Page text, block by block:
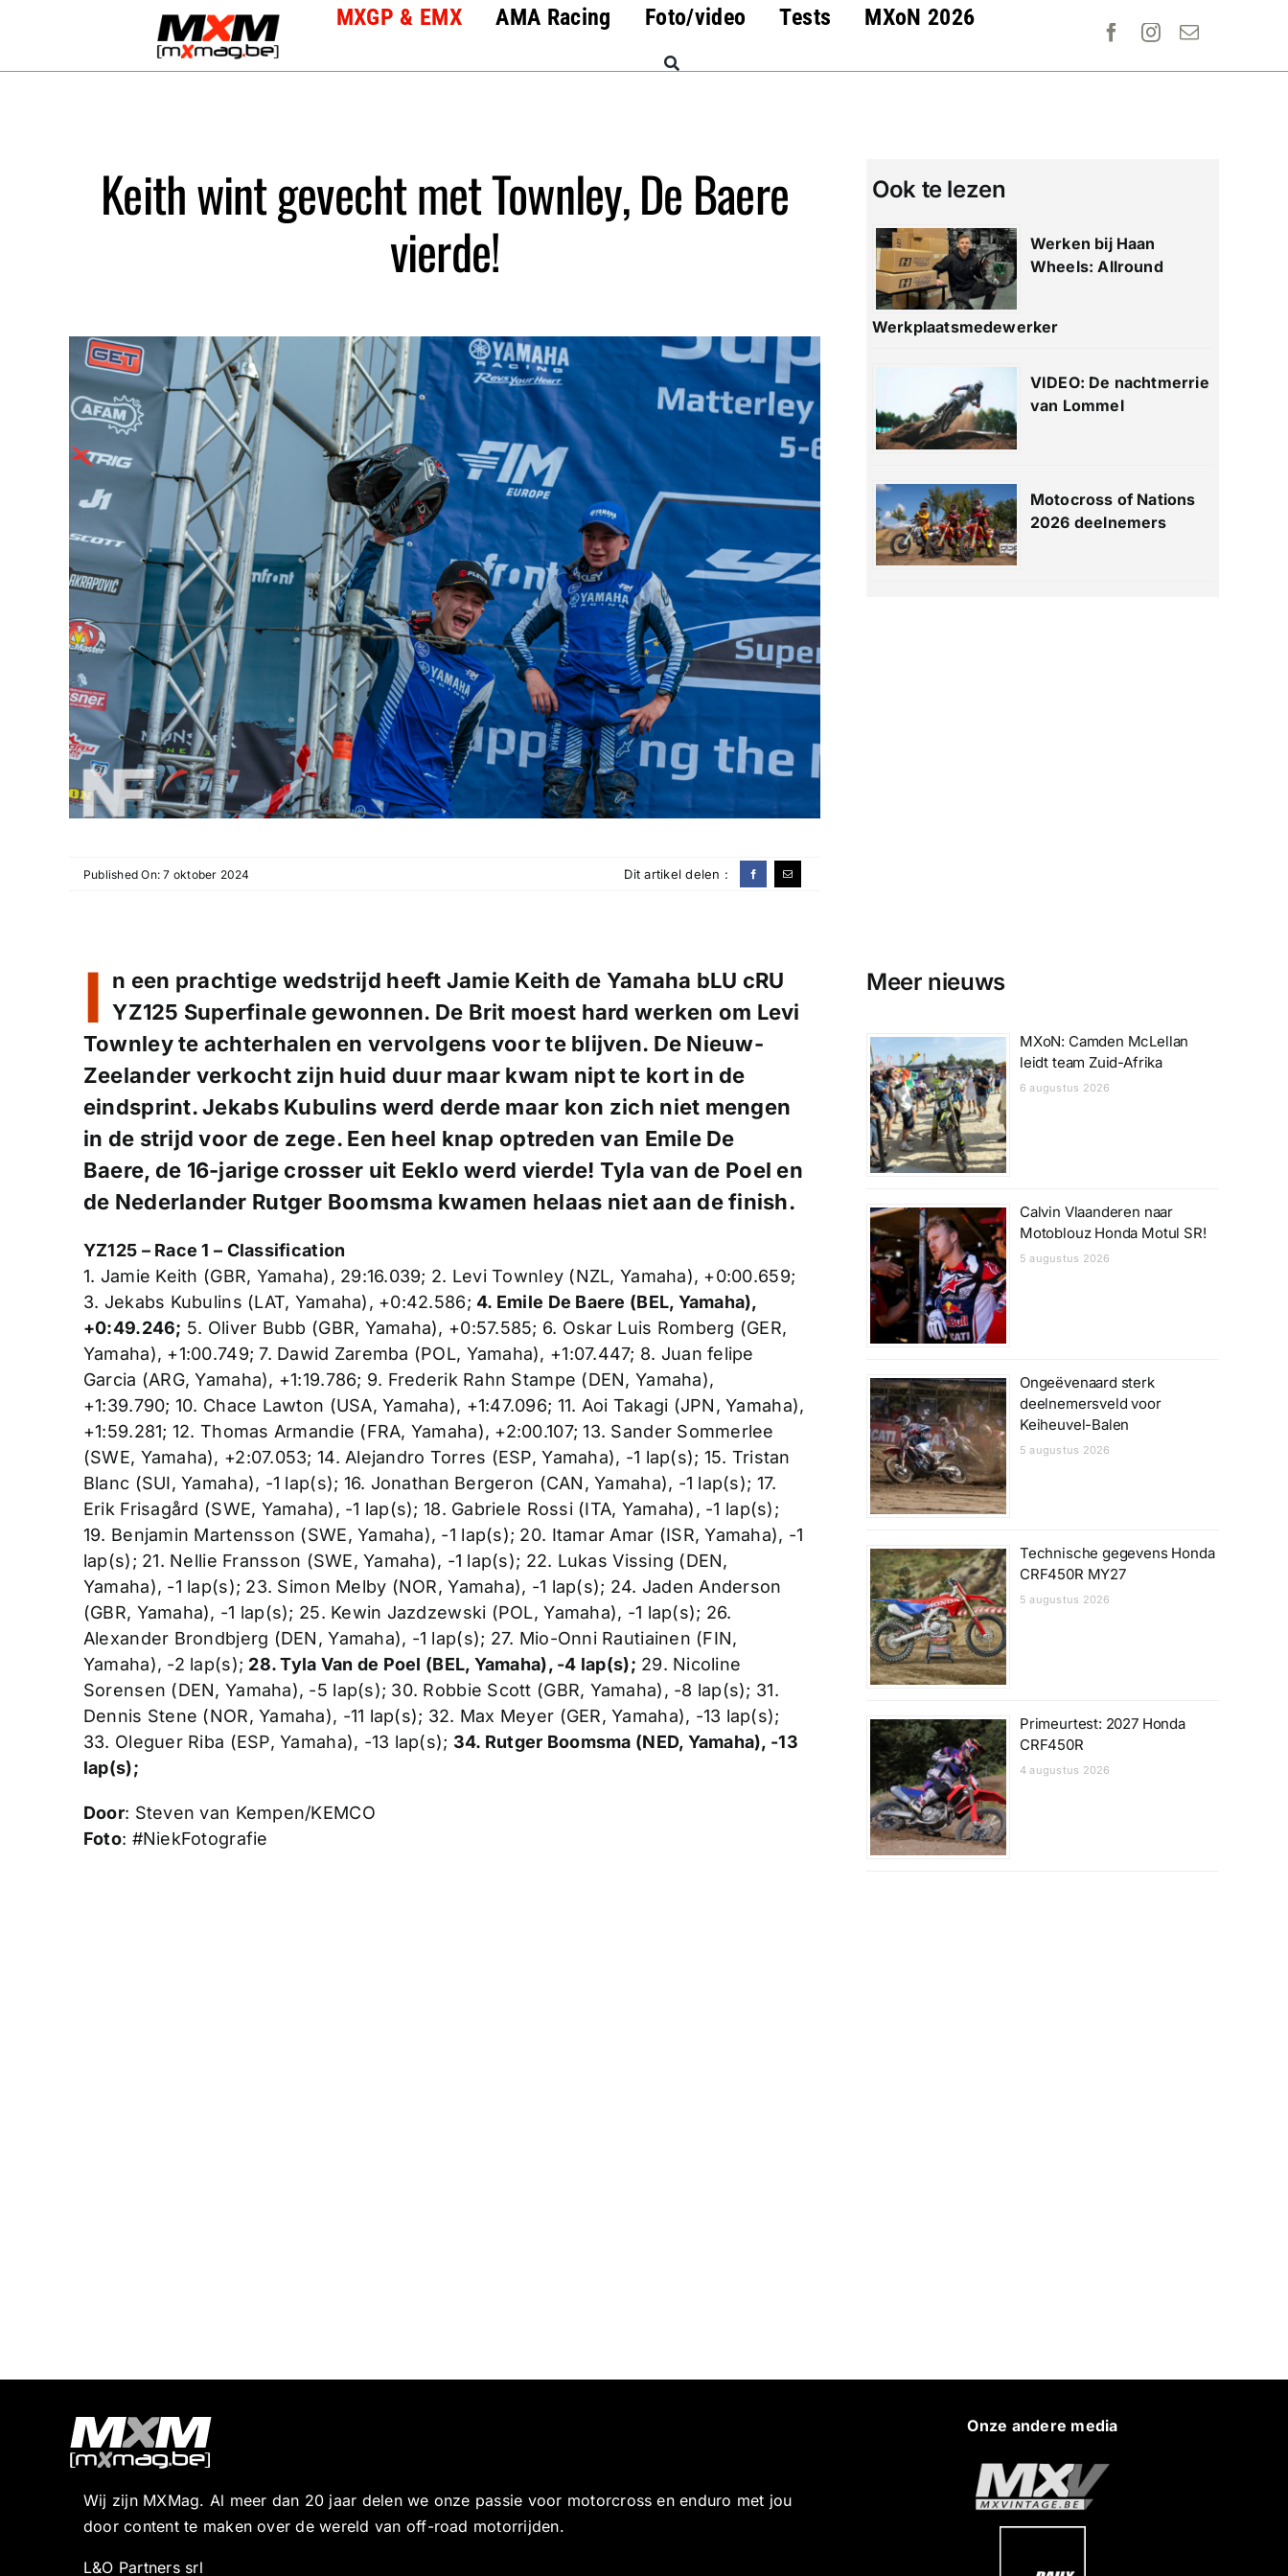
MXGP & EMX AMA Racing Foto/video Tests MXoN 2026
Keith wint gevecht met Townley, De Baere
vierde!
Ook te lezen
Werken bij Haan
Wheels: Allround
Werkplaatsmedewerker
VIDEO: De nachtmerrie
van Lommel
Motocross of Nations
2026 deelnemers
Published On: 7 oktober 2024 Dit artikel delen :
I n een prachtige wedstrijd heeft Jamie Keith de Yamaha bLU cRU
YZ125 Superfinale gewonnen. De Brit moest hard werken om Levi
Townley te achterhalen en vervolgens voor te blijven. De Nieuw-
Zeelander verkocht zijn huid duur maar kwam nipt te kort in de
eindsprint. Jekabs Kubulins werd derde maar kon zich niet mengen
in de strijd voor de zege. Een heel knap optreden van Emile De
Baere, de 16-jarige crosser uit Eeklo werd vierde! Tyla van de Poel en
de Nederlander Rutger Boomsma kwamen helaas niet aan de finish.
YZ125 – Race 1 – Classification
1. Jamie Keith (GBR, Yamaha), 29:16.039; 2. Levi Townley (NZL, Yamaha), +0:00.659;
3. Jekabs Kubulins (LAT, Yamaha), +0:42.586;4. Emile De Baere (BEL, Yamaha),
+0:49.246; 5. Oliver Bubb (GBR, Yamaha), +0:57.585; 6. Oskar Luis Romberg (GER,
Yamaha), +1:00.749; 7. Dawid Zaremba (POL, Yamaha), +1:07.447; 8. Juan felipe
Garcia (ARG, Yamaha), +1:19.786; 9. Frederik Rahn Stampe (DEN, Yamaha),
+1:39.790; 10. Chace Lawton (USA, Yamaha), +1:47.096; 11. Aoi Takagi (JPN, Yamaha),
+1:59.281; 12. Thomas Armandie (FRA, Yamaha), +2:00.107; 13. Sander Sommerlee
(SWE, Yamaha), +2:07.053; 14. Alejandro Torres (ESP, Yamaha), -1 lap(s); 15. Tristan
Blanc (SUI, Yamaha), -1 lap(s); 16. Jonathan Bergeron (CAN, Yamaha), -1 lap(s); 17.
Erik Frisagård (SWE, Yamaha), -1 lap(s); 18. Gabriele Rossi (ITA, Yamaha), -1 lap(s);
19. Benjamin Martensson (SWE, Yamaha), -1 lap(s); 20. Itamar Amar (ISR, Yamaha), -1
lap(s); 21. Nellie Fransson (SWE, Yamaha), -1 lap(s); 22. Lukas Vissing (DEN,
Yamaha), -1 lap(s); 23. Simon Melby (NOR, Yamaha), -1 lap(s); 24. Jaden Anderson
(GBR, Yamaha), -1 lap(s); 25. Kewin Jazdzewski (POL, Yamaha), -1 lap(s); 26.
Alexander Brondbjerg (DEN, Yamaha), -1 lap(s); 27. Mio-Onni Rautiainen (FIN,
Yamaha), -2 lap(s); 28. Tyla Van de Poel (BEL, Yamaha), -4 lap(s); 29. Nicoline
Sorensen (DEN, Yamaha), -5 lap(s); 30. Robbie Scott (GBR, Yamaha), -8 lap(s); 31.
Dennis Stene (NOR, Yamaha), -11 lap(s); 32. Max Meyer (GER, Yamaha), -13 lap(s);
33. Oleguer Riba (ESP, Yamaha), -13 lap(s); 34. Rutger Boomsma (NED, Yamaha), -13
lap(s);
Door: Steven van Kempen/KEMCO
Foto: #NiekFotografie
Meer nieuws
MXoN: Camden McLellan
leidt team Zuid-Afrika
6 augustus 2026
Calvin Vlaanderen naar
Motoblouz Honda Motul SR!
5 augustus 2026
Ongeëvenaard sterk
deelnemersveld voor
Keiheuvel-Balen
5 augustus 2026
Technische gegevens Honda
CRF450R MY27
5 augustus 2026
Primeurtest: 2027 Honda
CRF450R
4 augustus 2026
Wij zijn MXMag. Al meer dan 20 jaar delen we onze passie voor motorcross en enduro met jou
door content te maken over de wereld van off-road motorrijden.
L&O Partners srl
Onze andere media